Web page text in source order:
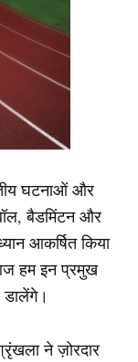
घटनाओं और
बैडमिंटन और
आकर्षित किया
हम इन प्रमुख
ने ज़ोरदार